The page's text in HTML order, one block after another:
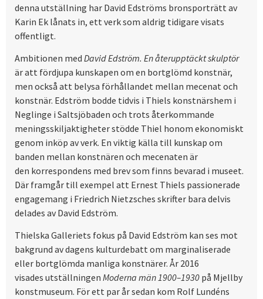
denna utställning har David Edströms bronsporträtt av
Karin Ek lånats in, ett verk som aldrig tidigare visats
offentligt.
Ambitionen med David Edström. En återupptäckt skulptör
är att fördjupa kunskapen om en bortglömd konstnär,
men också att belysa förhållandet mellan mecenat och
konstnär. Edström bodde tidvis i Thiels konstnärshem i
Neglinge i Saltsjöbaden och trots återkommande
meningsskiljaktigheter stödde Thiel honom ekonomiskt
genom inköp av verk. En viktig källa till kunskap om
banden mellan konstnären och mecenaten är
den korrespondens med brev som finns bevarad i museet.
Där framgår till exempel att Ernest Thiels passionerade
engagemang i Friedrich Nietzsches skrifter bara delvis
delades av David Edström.
Thielska Galleriets fokus på David Edström kan ses mot
bakgrund av dagens kulturdebatt om marginaliserade
eller bortglömda manliga konstnärer. År 2016
visades utställningen Moderna män 1900–1930 på Mjellby
konstmuseum. För ett par år sedan kom Rolf Lundéns